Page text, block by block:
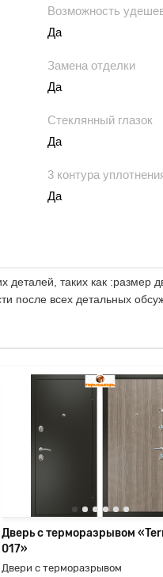
Возможность
Да
Замена отделки
Да
Стеклянный глазок
Да
3 контура
Да
таких как :размер
после всех детальных
Дверь с терморазрывом
017»
Двери с терморазрывом